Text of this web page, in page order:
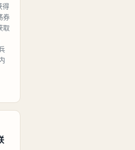
得
券
取